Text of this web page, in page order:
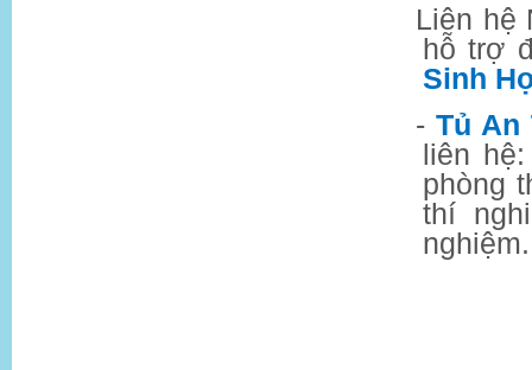
Liên hệ
hỗ trợ
Sinh
- Tủ An
liên
phòng
thí
nghiệm.